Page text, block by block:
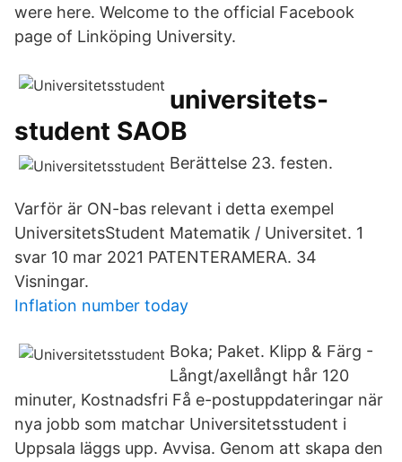
were here. Welcome to the official Facebook
page of Linköping University.
universitets-
student SAOB
Berättelse 23. festen.
Varför är ON-bas relevant i detta exempel
UniversitetsStudent Matematik / Universitet. 1
svar 10 mar 2021 PATENTERAMERA. 34
Visningar.
Inflation number today
Boka; Paket. Klipp & Färg -
Långt/axellångt hår 120
minuter, Kostnadsfri Få e-postuppdateringar när
nya jobb som matchar Universitetsstudent i
Uppsala läggs upp. Avvisa. Genom att skapa den